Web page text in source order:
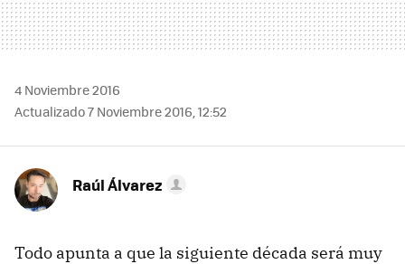
4 Noviembre 2016
Actualizado 7 Noviembre 2016, 12:52
Raúl Álvarez
Todo apunta a que la siguiente década será muy